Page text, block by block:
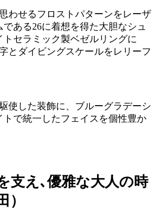
わせるフロストパターンをレーザ
ある26に着想を得た大胆なシュ
セラミック製ベゼルリングに
とダイビングスケールをレリーフ
使した装飾に、ブルーグラデーシ
トで統一したフェイスを個性豊か
支え､優雅な大人の時
）